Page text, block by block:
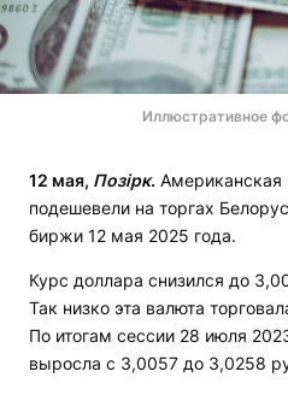
Иллюстративное
12 мая, Позірк. Американская
подешевели на торгах
биржи 12 мая 2025 года.
Курс доллара снизился до
Так низко эта валюта
По итогам сессии 28 июля
выросла с 3,0057 до 3,0258